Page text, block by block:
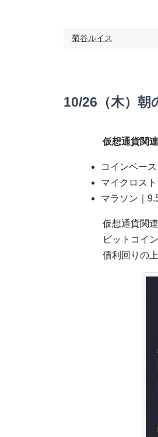
菊谷ルイス
10/26（木）朝
仮想通貨関
コインベー
マイクロス
マラソン｜
仮想通貨関
ビットコイ
債利回りの